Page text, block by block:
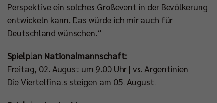
Perspektive ein solches Großevent in der Bevölkerung
entwickeln kann. Das würde ich mir auch für
Deutschland wünschen.“
Spielplan Nationalmannschaft:
Freitag, 02. August um 9.00 Uhr | vs. Argentinien
Die Viertelfinals steigen am 05. August.